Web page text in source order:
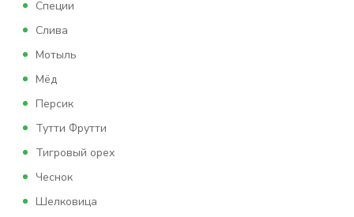
Специи
Слива
Мотыль
Мёд
Персик
Тутти Фрутти
Тигровый орех
Чеснок
Шелковица